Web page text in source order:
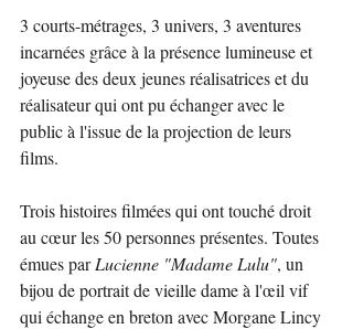
3 courts-métrages, 3 univers, 3 aventures
incarnées grâce à la présence lumineuse et
joyeuse des deux jeunes réalisatrices et du
réalisateur qui ont pu échanger avec le
public à l'issue de la projection de leurs
films.
Trois histoires filmées qui ont touché droit
au cœur les 50 personnes présentes. Toutes
émues par Lucienne "Madame Lulu", un
bijou de portrait de vieille dame à l'œil vif
qui échange en breton avec Morgane Lincy